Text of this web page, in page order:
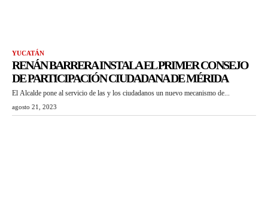
YUCATÁN
RENÁN BARRERA INSTALA EL PRIMER CONSEJO
DE PARTICIPACIÓN CIUDADANA DE MÉRIDA
El Alcalde pone al servicio de las y los ciudadanos un nuevo mecanismo de...
agosto 21, 2023